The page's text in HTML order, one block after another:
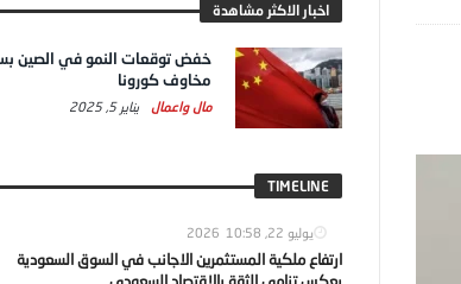
اخبار الاكثر مشاهدة
خفض توقعات النمو في الصين
مخاوف كورونا
مال واعمال يناير 5, 2025
TIMELINE
يوليو 22, 2026 10:58
ارتفاع ملكية المستثمرين الاجانب في السوق السعودية